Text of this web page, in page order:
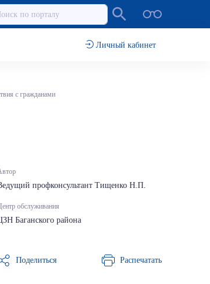
Личный кабинет
с гражданами
профконсультант Тищенко Н.П.
обслуживания
Баганского района
Поделиться Распечатать